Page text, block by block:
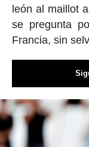
león al maillot
se pregunta
Francia, sin